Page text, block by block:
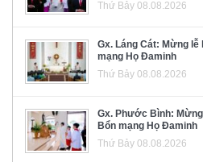
Thứ Bảy 08.08.2026
Gx. Láng Cát: Mừng
mạng Họ Đaminh
Thứ Bảy 08.08.2026
Gx. Phước Bình:
Bổn mạng Họ Đaminh
Thứ Bảy 08.08.2026